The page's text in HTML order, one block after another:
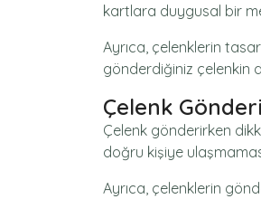
kartlara duygusal bir
Ayrıca, çelenklerin
gönderdiğiniz çelenkin
Çelenk
Çelenk gönderirken
doğru kişiye
Ayrıca, çelenklerin